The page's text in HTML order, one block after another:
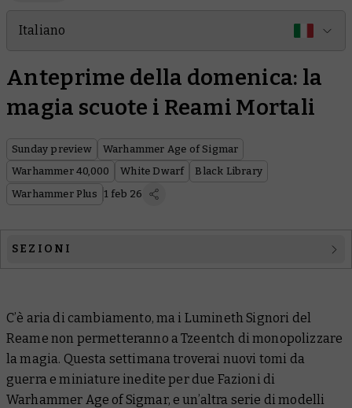
Italiano
Anteprime della domenica: la
magia scuote i Reami Mortali
Sunday preview
Warhammer Age of Sigmar
Warhammer 40,000
White Dwarf
Black Library
Warhammer Plus 1 feb 26
SEZIONI
Warhammer 40,000
White Dwarf
Black Library
C’è aria di cambiamento, ma i Lumineth Signori del
Reame non permetteranno a Tzeentch di monopolizzare
la magia. Questa settimana troverai nuovi tomi da
guerra e miniature inedite per due Fazioni di
Warhammer Age of Sigmar, e un’altra serie di modelli